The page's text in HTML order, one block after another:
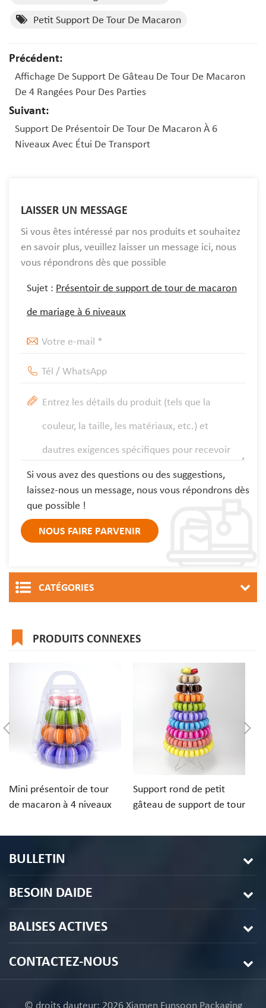
Petit Support De Tour De Macaron
Précédent:
Affichage De Support De Gâteau De Tour De Macaron
De 4 Rangées Pour Des Parties
Suivant:
Support De Présentoir De Tour De Macaron À 6
Niveaux Avec Étui De Transport
LAISSER UN MESSAGE
Si vous êtes intéressé par nos produits et souhaitez
en savoir plus, veuillez laisser un message ici, nous
vous répondrons dès que possible
Sujet : Présentoir de support de tour de macaron
de mariage à 6 niveaux
Si vous avez des questions ou des suggestions,
laissez-nous un message, nous vous répondrons dès
que possible !
CATÉGORIES
PRODUITS CONNEXES
Mini présentoir de tour
de macaron à 4 niveaux
Support rond de petit
gâteau de support de tour
rangées avec le fond
BULLETIN
BESOIN DAIDE
BALISES ACTIVES
CONTACTEZ-NOUS
© droits dauteur: 2026 Xiamen Funsoon Packaging